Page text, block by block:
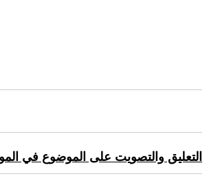
التعليق والتصويت على الموضوع في